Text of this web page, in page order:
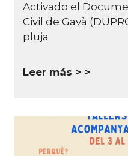
Activado el
Civil de Gavà
pluja
Leer más >